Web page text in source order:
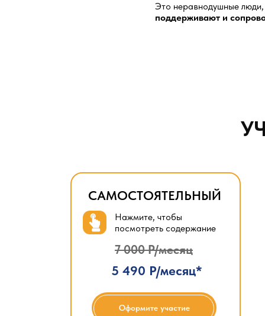
Это неравнодушные
поддерживают и
САМОСТОЯТЕЛЬНЫЙ
5 490 Р/месяц*
7 000 Р/месяц
Нажмите, чтобы
посмотреть содержание
Оформите участие